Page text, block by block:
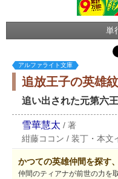
単
アルファライト文庫
追放王子の英雄
追い出された元第六
雪華慧太 / 著
紺藤ココン / 装丁・本文
かつての英雄仲間を探す
仲間のティアナが前世の力